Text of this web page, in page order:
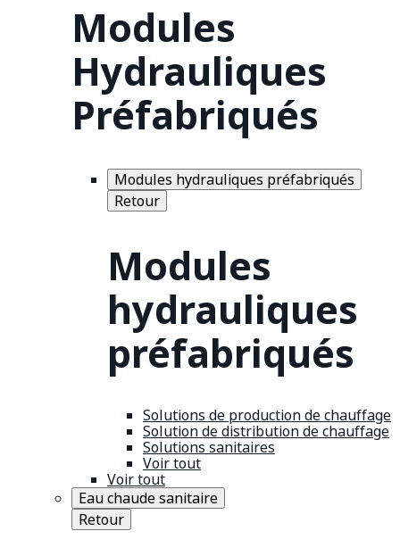
Modules
Hydrauliques
Préfabriqués
Modules hydrauliques préfabriqués
Retour
Modules
hydrauliques
préfabriqués
Solutions de production de chauffage
Solution de distribution de chauffage
Solutions sanitaires
Voir tout
Voir tout
Eau chaude sanitaire
Retour